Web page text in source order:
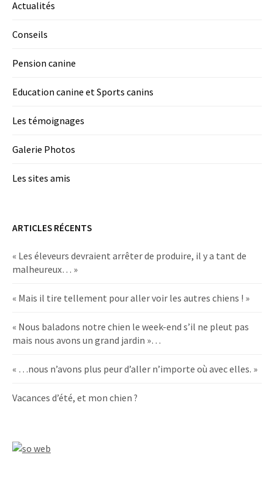
Actualités
Conseils
Pension canine
Education canine et Sports canins
Les témoignages
Galerie Photos
Les sites amis
ARTICLES RÉCENTS
« Les éleveurs devraient arrêter de produire, il y a tant de
malheureux… »
« Mais il tire tellement pour aller voir les autres chiens ! »
« Nous baladons notre chien le week-end s’il ne pleut pas
mais nous avons un grand jardin »…
« …nous n’avons plus peur d’aller n’importe où avec elles. »
Vacances d’été, et mon chien ?